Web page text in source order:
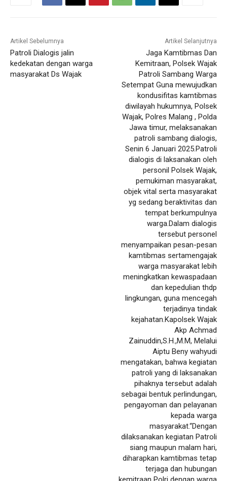
Artikel Sebelumnya
Patroli Dialogis jalin
kedekatan dengan warga
masyarakat Ds Wajak
Artikel Selanjutnya
Jaga Kamtibmas Dan
Kemitraan, Polsek Wajak
Patroli Sambang Warga
Setempat Guna mewujudkan
kondusifitas kamtibmas
diwilayah hukumnya, Polsek
Wajak, Polres Malang , Polda
Jawa timur, melaksanakan
patroli sambang dialogis,
Senin 6 Januari 2025.Patroli
dialogis di laksanakan oleh
personil Polsek Wajak,
pemukiman masyarakat,
objek vital serta masyarakat
yg sedang beraktivitas dan
tempat berkumpulnya
warga.Dalam dialogis
tersebut personel
menyampaikan pesan-pesan
kamtibmas sertamengajak
warga masyarakat lebih
meningkatkan kewaspadaan
dan kepedulian thdp
lingkungan, guna mencegah
terjadinya tindak
kejahatan.Kapolsek Wajak
Akp Achmad
Zainuddin,S.H.,M.M, Melalui
Aiptu Beny wahyudi
mengatakan, bahwa kegiatan
patroli yang di laksanakan
pihaknya tersebut adalah
sebagai bentuk perlindungan,
pengayoman dan pelayanan
kepada warga
masyarakat.“Dengan
dilaksanakan kegiatan Patroli
siang maupun malam hari,
diharapkan kamtibmas tetap
terjaga dan hubungan